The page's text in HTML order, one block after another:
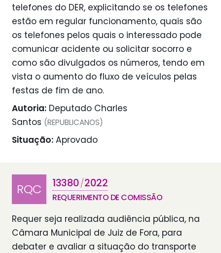
telefones do DER, explicitando se os telefones
estão em regular funcionamento, quais são
os telefones pelos quais o interessado pode
comunicar acidente ou solicitar socorro e
como são divulgados os números, tendo em
vista o aumento do fluxo de veículos pelas
festas de fim de ano.
Autoria: Deputado Charles
Santos (REPUBLICANOS)
Situação: Aprovado
RQC 13380/2022
REQUERIMENTO DE COMISSÃO
Requer seja realizada audiência pública, na
Câmara Municipal de Juiz de Fora, para
debater e avaliar a situação do transporte